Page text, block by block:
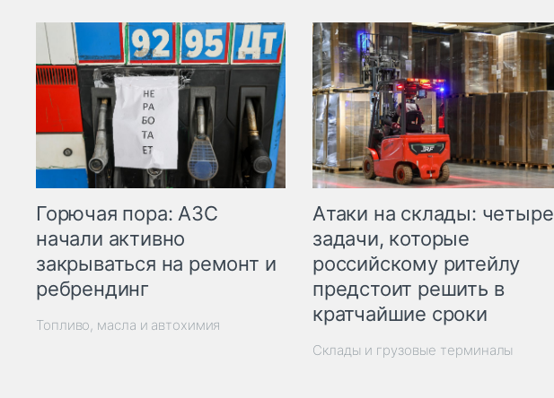
Горючая пора: АЗС
начали активно
закрываться на ремонт и
ребрендинг
Топливо, масла и автохимия
Атаки на склады: четыре
задачи, которые
российскому ритейлу
предстоит решить в
кратчайшие сроки
Склады и грузовые терминалы